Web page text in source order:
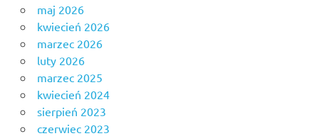
maj 2026
kwiecień 2026
marzec 2026
luty 2026
marzec 2025
kwiecień 2024
sierpień 2023
czerwiec 2023